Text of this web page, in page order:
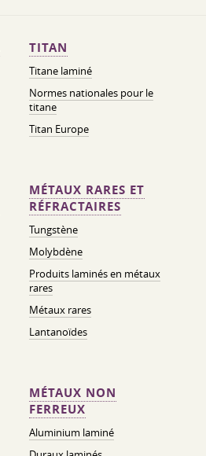
TITAN
Titane laminé
Normes nationales pour le
titane
Titan Europe
MÉTAUX RARES ET
RÉFRACTAIRES
Tungstène
Molybdène
Produits laminés en métaux
rares
Métaux rares
Lantanoïdes
MÉTAUX NON
FERREUX
Aluminium laminé